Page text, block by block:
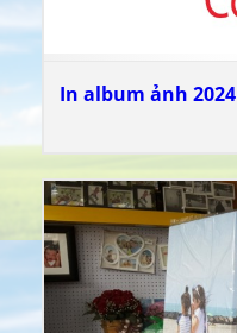
In album ảnh 2024